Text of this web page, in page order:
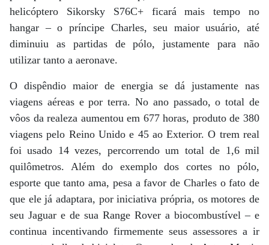
helicóptero Sikorsky S76C+ ficará mais tempo no
hangar – o príncipe Charles, seu maior usuário, até
diminuiu as partidas de pólo, justamente para não
utilizar tanto a aeronave.
O dispêndio maior de energia se dá justamente nas
viagens aéreas e por terra. No ano passado, o total de
vôos da realeza aumentou em 677 horas, produto de 380
viagens pelo Reino Unido e 45 ao Exterior. O trem real
foi usado 14 vezes, percorrendo um total de 1,6 mil
quilômetros. Além do exemplo dos cortes no pólo,
esporte que tanto ama, pesa a favor de Charles o fato de
que ele já adaptara, por iniciativa própria, os motores de
seu Jaguar e de sua Range Rover a biocombustível – e
continua incentivando firmemente seus assessores a ir